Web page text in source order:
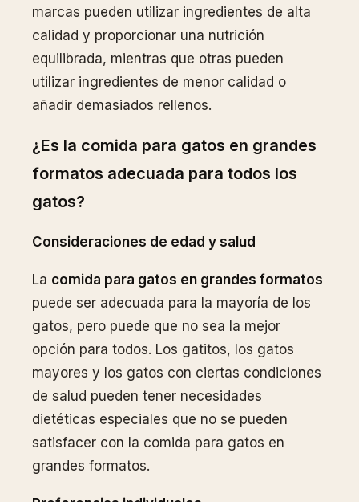
marcas pueden utilizar ingredientes de alta
calidad y proporcionar una nutrición
equilibrada, mientras que otras pueden
utilizar ingredientes de menor calidad o
añadir demasiados rellenos.
¿Es la comida para gatos en grandes
formatos adecuada para todos los
gatos?
Consideraciones de edad y salud
La comida para gatos en grandes formatos
puede ser adecuada para la mayoría de los
gatos, pero puede que no sea la mejor
opción para todos. Los gatitos, los gatos
mayores y los gatos con ciertas condiciones
de salud pueden tener necesidades
dietéticas especiales que no se pueden
satisfacer con la comida para gatos en
grandes formatos.